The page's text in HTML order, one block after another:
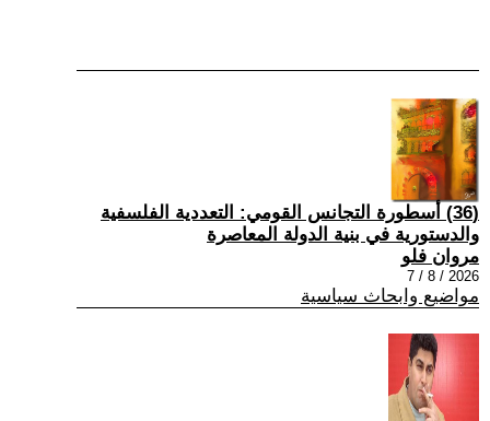
(36) أسطورة التجانس القومي: التعددية الفلسفية
والدستورية في بنية الدولة المعاصرة
مروان فلو
2026 / 8 / 7
مواضيع وابحاث سياسية